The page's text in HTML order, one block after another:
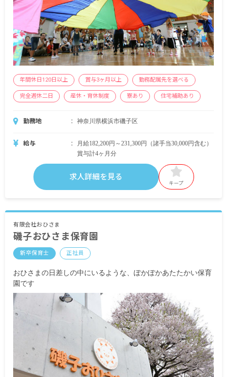
年間休日120日以上 賞与3ヶ月以上 勤務配属先を選べる
完全週休二日 産休・育休制度 寮あり 住宅補助あり
勤務地 神奈川県横浜市磯子区
給与
月給182,200円～231,300円（諸手当30,000円含む）
賞与計4ヶ月分
求人詳細を見る
キープ
有限会社おひさま
磯子おひさま保育園
新卒保育士 正社員
おひさまの日差しの中にいるような、ぽかぽかあたたかい保育
園です